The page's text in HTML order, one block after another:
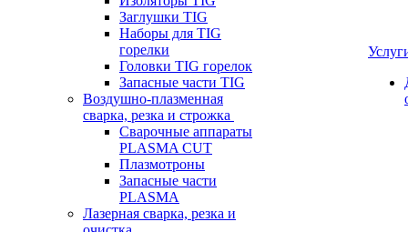
Заглушки TIG
Наборы для TIG
горелки
Головки TIG горелок
Запасные части TIG
Воздушно-плазменная
сварка, резка и строжка
Сварочные аппараты
PLASMA CUT
Плазмотроны
Запасные части
PLASMA
Лазерная сварка, резка и